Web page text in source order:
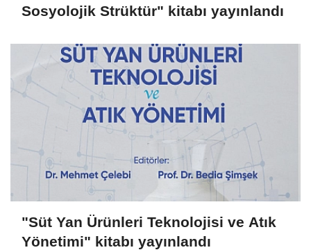
Sosyolojik Strüktür" kitabı yayınlandı
"Süt Yan Ürünleri Teknolojisi ve Atık
Yönetimi" kitabı yayınlandı